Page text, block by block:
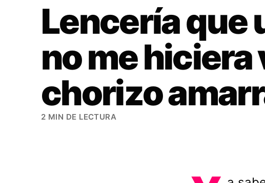
Lencería que
no me hiciera
chorizo
2 MIN DE LECTURA